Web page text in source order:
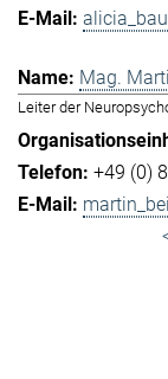
Mag.
Leiter der
+49 (0)